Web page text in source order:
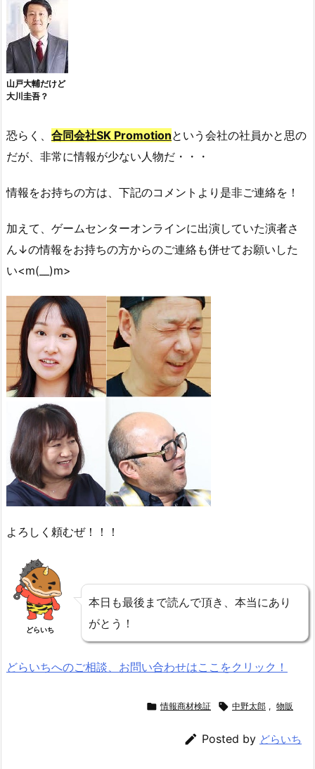
山戸大輔だけど
大川圭吾？
恐らく、 合同会社SK Promotionという会社の社員かと思の
だが、非常に情報が少ない人物だ・・・
情報をお持ちの方は、下記のコメントより是非ご連絡を！
加えて、ゲームセンターオンラインに出演していた演者さ
ん↓の情報をお持ちの方からのご連絡も併せてお願いした
い<m(__)m>
よろしく頼むぜ！！！
どらいち
本日も最後まで読んで頂き、本当にあり
がとう！
どらいちへのご相談、お問い合わせはここをクリック！
 情報商材検証  中野太郎 , 物販
 Posted by どらいち